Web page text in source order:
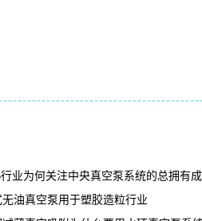
业为何关注中央真空泵系统的总拥有成本（
无油真空泵用于塑胶造粒行业